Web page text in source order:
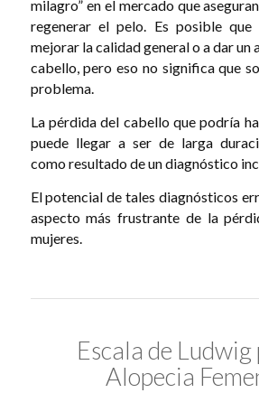
milagro” en el mercado que
regenerar el pelo. Es posible que
mejorar la calidad general o a dar un
cabello, pero eso no significa que
problema.
La pérdida del cabello que podría
puede llegar a ser de larga
como resultado de un diagnóstico
El potencial de tales diagnósticos
aspecto más frustrante de la
mujeres.
Escala de Ludwig
Alopecia